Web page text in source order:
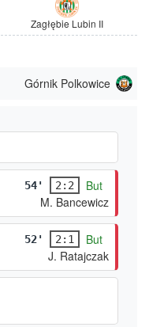
Zagłębie Lubin II
Górnik Polkowice
54' 2:2
But
M. Bancewicz
52' 2:1
But
J. Ratajczak